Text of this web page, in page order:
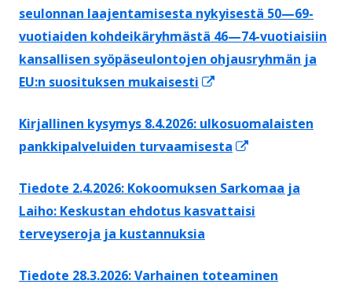
seulonnan laajentamisesta nykyisestä 50—69-
vuotiaiden kohdeikäryhmästä 46—74-vuotiaisiin
kansallisen syöpäseulontojen ohjausryhmän ja
EU:n suosituksen mukaisesti
ikkunaan
Kirjallinen kysymys 8.4.2026: ulkosuomalaisten
pankkipalveluiden turvaamisesta
ikkunaan
Tiedote 2.4.2026: Kokoomuksen Sarkomaa ja
Laiho: Keskustan ehdotus kasvattaisi
terveyseroja ja kustannuksia
Tiedote 28.3.2026: Varhainen toteaminen